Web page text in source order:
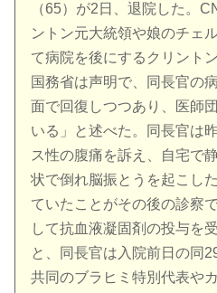
（65）が2日、退院した。
ントン元大統領や娘のチェ
て病院を後にするクリント
国務省は声明で、同長官の
面で回復しつつあり、医師
いる」と述べた。同長官は
ス性の腹痛を訴え、自宅で
状で倒れ脳振とうを起こし
ていたことがその後の診察
して抗血液凝固剤の投与を
と、同長官は入院前日の同
共同のブラヒミ特別代表や